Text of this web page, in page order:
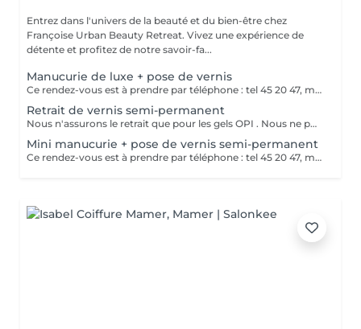
Entrez dans l'univers de la beauté et du bien-être chez
Françoise Urban Beauty Retreat. Vivez une expérience de
détente et profitez de notre savoir-fa...
Manucurie de luxe + pose de vernis
Ce rendez-vous est à prendre par téléphone : tel 45 20 47, merci
Retrait de vernis semi-permanent
Nous n'assurons le retrait que pour les gels OPI . Nous ne pouvons assurer un bon service dans le cas de gels différents Merci de votre compréhension
Mini manucurie + pose de vernis semi-permanent
Ce rendez-vous est à prendre par téléphone : tel 45 20 47, merci